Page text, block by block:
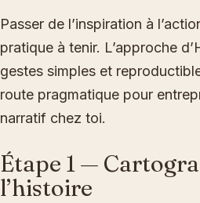
Passer de l’inspiration à
pratique à tenir. L’approche
gestes simples et
route pragmatique pour
narratif chez toi.
Étape 1 —
l’histoire